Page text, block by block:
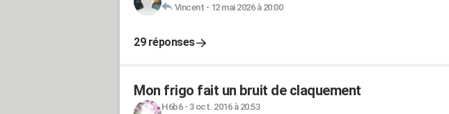
Vincent - 12 mai 2026 à 20:00
29 réponses
Mon frigo fait un bruit de claquement
H6b6- 3 oct. 2016 à 20:53